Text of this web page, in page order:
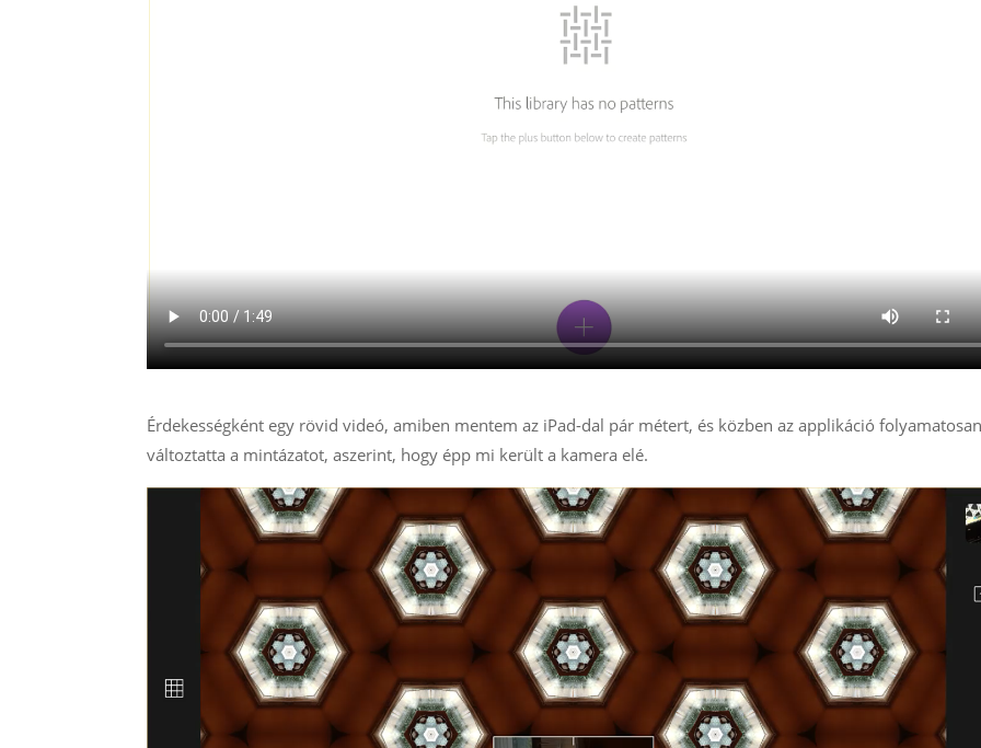
Érdekességként egy rövid videó, amiben mentem az iPad-dal pár métert, és közben az applikáció
változtatta a mintázatot, aszerint, hogy épp mi került a kamera elé.